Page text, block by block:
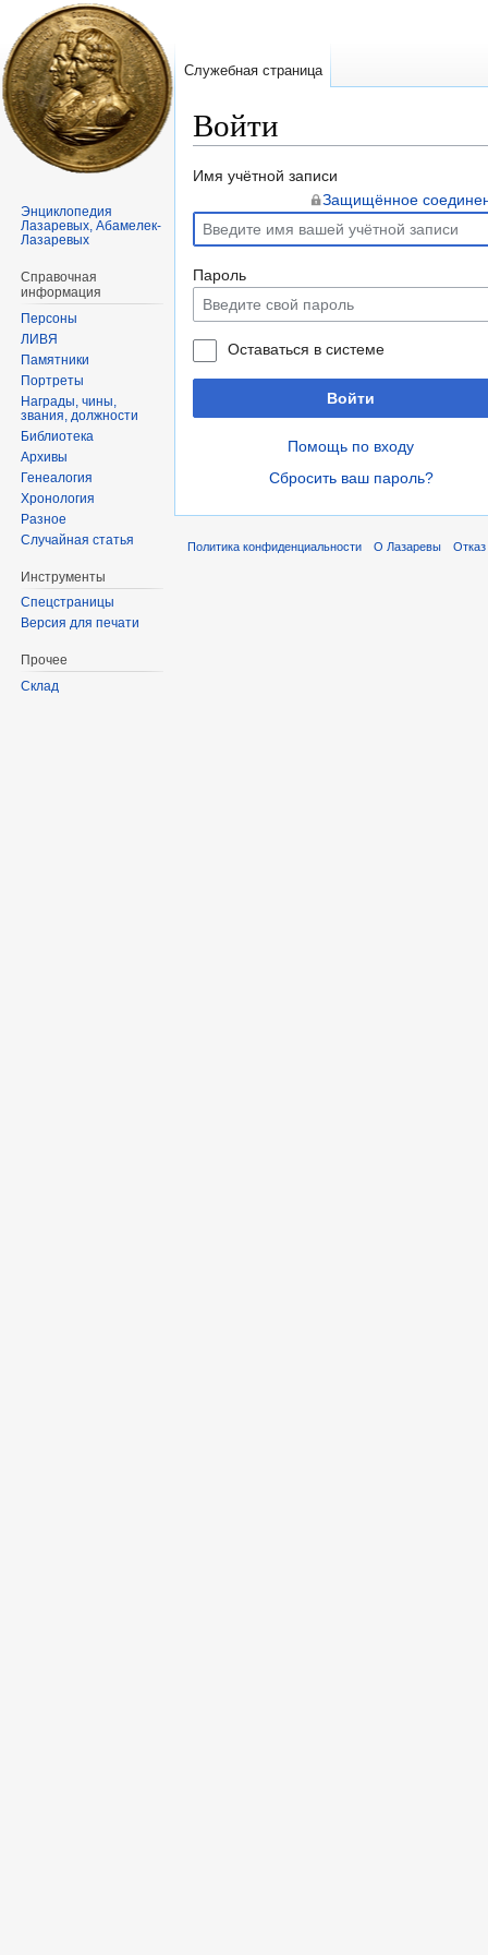
Войти
Перейти
навигации
Перейти
поиску
Имя учётной записи
Защищённое
Пароль
Оставаться в системе
Войти
Помощь по входу
Сбросить ваш пароль?
Служебная страница
Энциклопедия
Лазаревых, Абамелек-
Лазаревых
Справочная
информация
Персоны
ЛИВЯ
Памятники
Портреты
Награды, чины,
звания, должности
Библиотека
Архивы
Генеалогия
Хронология
Разное
Случайная статья
Инструменты
Спецстраницы
Версия для печати
Прочее
Склад
Политика конфиденциальности О Лазаревы Отказ